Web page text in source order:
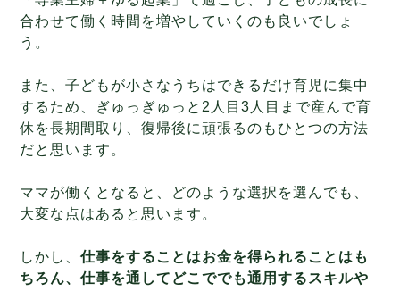
合わせて働く時間を増やしていくのも良いでしょ
う。
また、子どもが小さなうちはできるだけ育児に集中
するため、ぎゅっぎゅっと2人目3人目まで産んで育
休を長期間取り、復帰後に頑張るのもひとつの方法
だと思います。
ママが働くとなると、どのような選択を選んでも、
大変な点はあると思います。
しかし、仕事をすることはお金を得られることはも
ちろん、仕事を通してどこででも通用するスキルや